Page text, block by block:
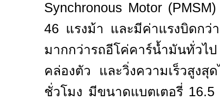
Synchronous Motor
46 แรงม้า และมีค่าแรงบิดก
มากกว่ารถอีโค่คาร์น้ำมันทั่วไ
คล่องตัว และวิ่งความเร็วสูง
ชั่วโมง มีขนาดแบตเตอรี่